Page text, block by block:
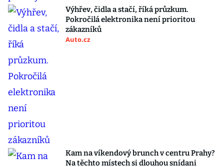
Výhřev, čidla a stačí, říká průzkum.
Pokročilá elektronika není prioritou
zákazníků
Auto.cz
Kam na víkendový brunch v centru Prahy?
Na těchto místech si dlouhou snídani